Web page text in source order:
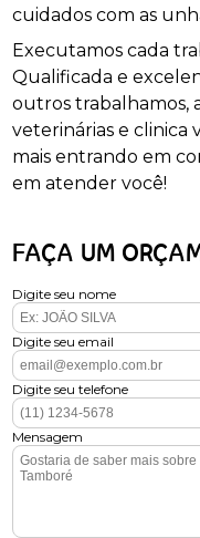
cuidados com as
Executamos cada
Qualificada e
outros trabalhamos,
veterinárias e clinica
mais entrando em
em atender você!
FAÇA UM
Digite seu nome
Digite seu email
Digite seu telefone
Mensagem